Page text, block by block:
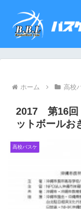
ホーム 高校
2017 第16回
ットボールお
高校バスケ